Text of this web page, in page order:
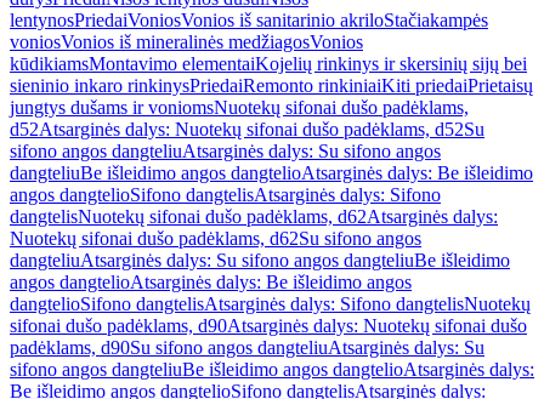
lentynosPriedaiVoniosVonios iš sanitarinio akriloStačiakampės
voniosVonios iš mineralinės medžiagosVonios
kūdikiamsMontavimo elementaiKojelių rinkinys ir skersinių sijų bei
sieninio inkaro rinkinysPriedaiRemonto rinkiniaiKiti priedaiPrietaisų
jungtys dušams ir voniomsNuotekų sifonai dušo padėklams,
d52Atsarginės dalys: Nuotekų sifonai dušo padėklams, d52Su
sifono angos dangteliuAtsarginės dalys: Su sifono angos
dangteliuBe išleidimo angos dangtelioAtsarginės dalys: Be išleidimo
angos dangtelioSifono dangtelisAtsarginės dalys: Sifono
dangtelisNuotekų sifonai dušo padėklams, d62Atsarginės dalys:
Nuotekų sifonai dušo padėklams, d62Su sifono angos
dangteliuAtsarginės dalys: Su sifono angos dangteliuBe išleidimo
angos dangtelioAtsarginės dalys: Be išleidimo angos
dangtelioSifono dangtelisAtsarginės dalys: Sifono dangtelisNuotekų
sifonai dušo padėklams, d90Atsarginės dalys: Nuotekų sifonai dušo
padėklams, d90Su sifono angos dangteliuAtsarginės dalys: Su
sifono angos dangteliuBe išleidimo angos dangtelioAtsarginės dalys:
Be išleidimo angos dangtelioSifono dangtelisAtsarginės dalys: